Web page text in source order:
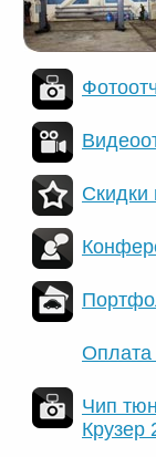
Скидки
Оплата
Чип
Крузер